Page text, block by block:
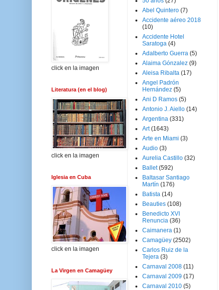
click en la imagen
Literatura (en el blog)
click en la imagen
Iglesia en Cuba
click en la imagen
La Virgen en Camagüey
Abel Quintero (7)
Accidente aéreo 2018
(10)
Accidente Hotel
Saratoga (4)
Adalberto Guerra (5)
Alaima Gónzalez (9)
Aleisa Ribalta (17)
Angel Padrón
Hernández (5)
Ani D Ramos (5)
Antonio J. Aiello (14)
Argentina (331)
Art (1643)
Arte en Miami (3)
Audio (3)
Aurelia Castillo (32)
Ballet (592)
Baltasar Santiago
Martín (176)
Batista (14)
Beauties (108)
Benedicto XVI
Renuncia (36)
Caimanera (1)
Camagüey (2502)
Carlos Ruiz de la
Tejera (3)
Carnaval 2008 (11)
Carnaval 2009 (17)
Carnaval 2010 (5)